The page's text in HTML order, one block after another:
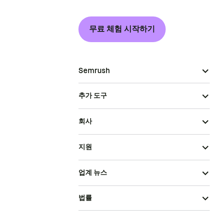
무료 체험 시작하기
Semrush
추가 도구
회사
지원
업계 뉴스
법률